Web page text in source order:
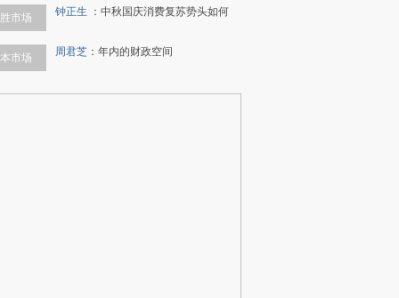
市场 钟正生 ： 中秋国庆消费复苏势头如何
市场 周君芝 ： 年内的财政空间